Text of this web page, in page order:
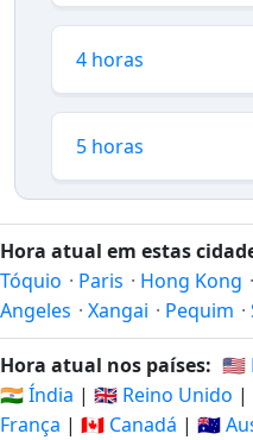
4 horas
5 horas
Hora atual em estas
Tóquio · Paris · Hong Kong ·
Angeles · Xangai · Pequim ·
Hora atual nos países: 🇺🇸
🇮🇳 Índia | 🇬🇧 Reino Unido |
França | 🇨🇦 Canadá | 🇦🇺